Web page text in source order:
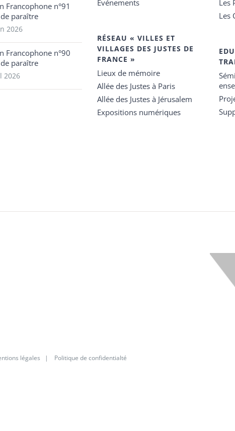
Francophone n°91
paraître
2026
Francophone n°90
paraître
2026
Événements
RÉSEAU « VILLES ET
VILLAGES DES JUSTES DE
FRANCE »
Lieux de mémoire
Allée des Justes à Paris
Allée des Justes à Jérusalem
Expositions numériques
Les
Les
légales | Politique de confidentialté
X